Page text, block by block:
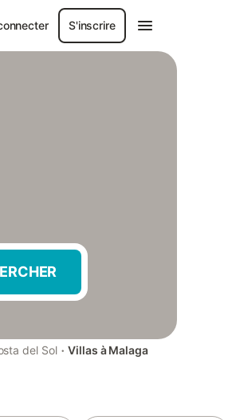
S'inscrire
del Sol · Villas à Malaga